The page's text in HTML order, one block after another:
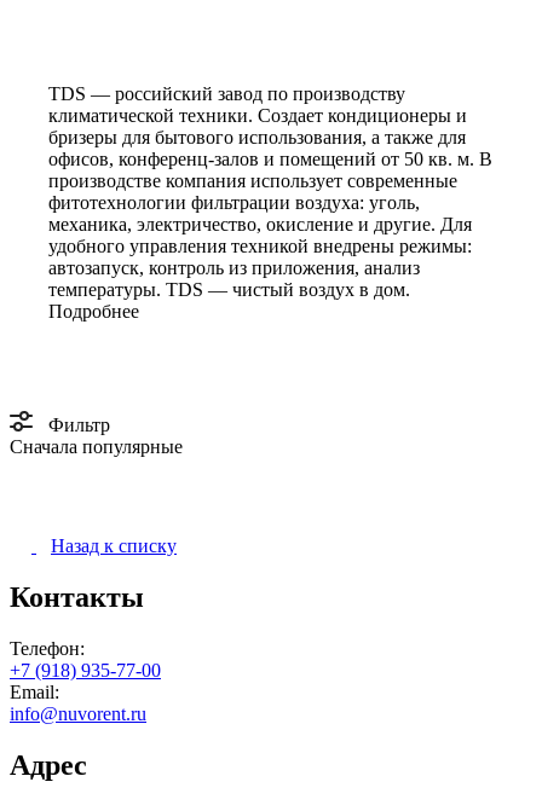
TDS — российский завод по производству
климатической техники. Создает кондиционеры и
бризеры для бытового использования, а также для
офисов, конференц-залов и помещений от 50 кв. м. В
производстве компания использует современные
фитотехнологии фильтрации воздуха: уголь,
механика, электричество, окисление и другие. Для
удобного управления техникой внедрены режимы:
автозапуск, контроль из приложения, анализ
температуры. TDS — чистый воздух в дом.
Подробнее
Фильтр
Сначала популярные
Назад к списку
Контакты
Телефон:
+7 (918) 935-77-00
Email:
info@nuvorent.ru
Адрес